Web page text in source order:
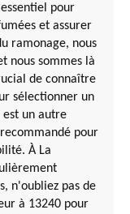
pour
et assurer
ramonage, nous
nous sommes là
de connaître
sélectionner un
un autre
pour
À La
n'oubliez pas de
à 13240 pour